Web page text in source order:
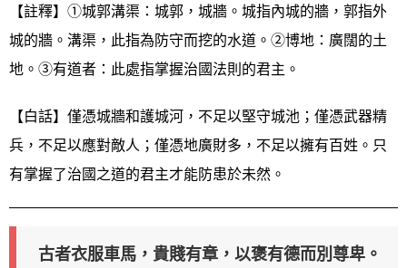
【註釋】①城郭溝渠：城郭，城牆。城指內城的牆，郭指外
城的牆。溝渠，此指為防守而挖的水道。②博地：廣闊的土
地。③有道者：此處指掌握治國法則的君主。
【白話】僅憑城牆和護城河，不足以堅守城池；僅憑武器精
兵，不足以應對敵人；僅憑地廣財多，不足以擁有百姓。只
有掌握了治國之道的君主才能防患於未然。
古者衣服車馬，貴賤有章，以褒有德而別尊卑。